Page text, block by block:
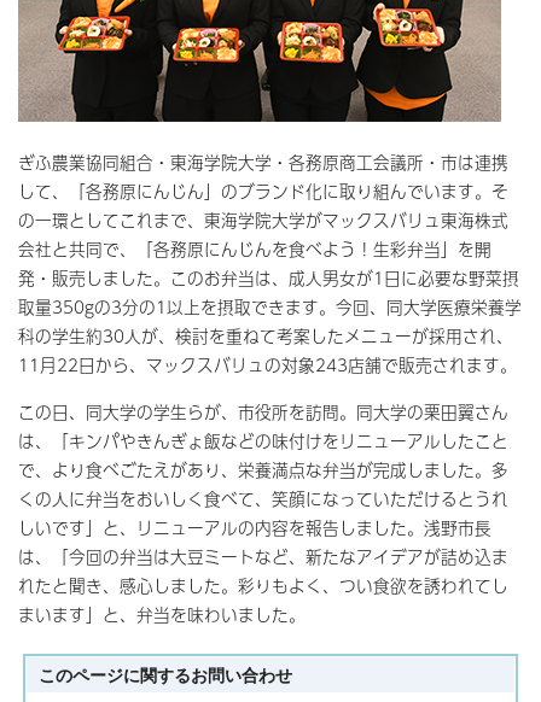
ぎふ農業協同組合・東海学院大学・各務原商工会議所・市は連携
して、「各務原にんじん」のブランド化に取り組んでいます。そ
の一環としてこれまで、東海学院大学がマックスバリュ東海株式
会社と共同で、「各務原にんじんを食べよう！生彩弁当」を開
発・販売しました。このお弁当は、成人男女が1日に必要な野菜摂
取量350gの3分の1以上を摂取できます。今回、同大学医療栄養学
科の学生約30人が、検討を重ねて考案したメニューが採用され、
11月22日から、マックスバリュの対象243店舗で販売されます。
この日、同大学の学生らが、市役所を訪問。同大学の栗田翼さん
は、「キンパやきんぎょ飯などの味付けをリニューアルしたこと
で、より食べごたえがあり、栄養満点な弁当が完成しました。多
くの人に弁当をおいしく食べて、笑顔になっていただけるとうれ
しいです」と、リニューアルの内容を報告しました。浅野市長
は、「今回の弁当は大豆ミートなど、新たなアイデアが詰め込ま
れたと聞き、感心しました。彩りもよく、つい食欲を誘われてし
まいます」と、弁当を味わいました。
このページに関するお問い合わせ